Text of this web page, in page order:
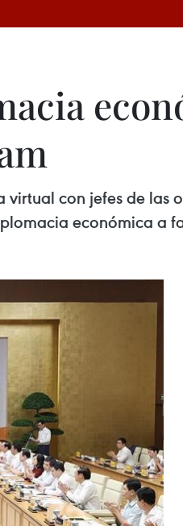
con jefes de las
económica a